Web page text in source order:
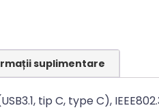
suplimentare
tip C, type C),